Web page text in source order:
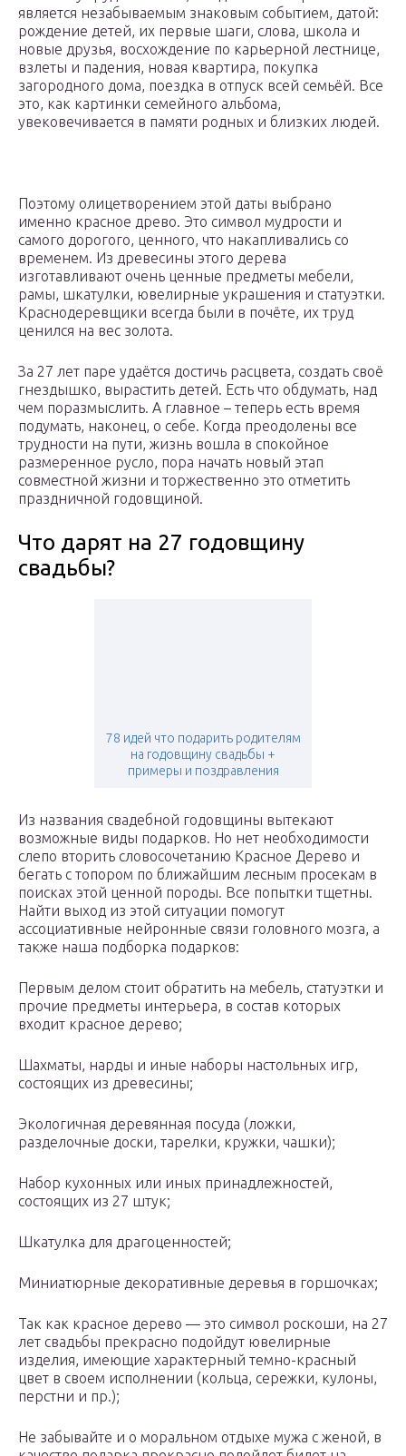
является незабываемым знаковым событием, датой:
рождение детей, их первые шаги, слова, школа и
новые друзья, восхождение по карьерной лестнице,
взлеты и падения, новая квартира, покупка
загородного дома, поездка в отпуск всей семьёй. Все
это, как картинки семейного альбома,
увековечивается в памяти родных и близких людей.
Поэтому олицетворением этой даты выбрано
именно красное древо. Это символ мудрости и
самого дорогого, ценного, что накапливались со
временем. Из древесины этого дерева
изготавливают очень ценные предметы мебели,
рамы, шкатулки, ювелирные украшения и статуэтки.
Краснодеревщики всегда были в почёте, их труд
ценился на вес золота.
За 27 лет паре удаётся достичь расцвета, создать своё
гнездышко, вырастить детей. Есть что обдумать, над
чем поразмыслить. А главное – теперь есть время
подумать, наконец, о себе. Когда преодолены все
трудности на пути, жизнь вошла в спокойное
размеренное русло, пора начать новый этап
совместной жизни и торжественно это отметить
праздничной годовщиной.
Что дарят на 27 годовщину
свадьбы?
78 идей что подарить родителям
на годовщину свадьбы +
примеры и поздравления
Из названия свадебной годовщины вытекают
возможные виды подарков. Но нет необходимости
слепо вторить словосочетанию Красное Дерево и
бегать с топором по ближайшим лесным просекам в
поисках этой ценной породы. Все попытки тщетны.
Найти выход из этой ситуации помогут
ассоциативные нейронные связи головного мозга, а
также наша подборка подарков:
Первым делом стоит обратить на мебель, статуэтки и
прочие предметы интерьера, в состав которых
входит красное дерево;
Шахматы, нарды и иные наборы настольных игр,
состоящих из древесины;
Экологичная деревянная посуда (ложки,
разделочные доски, тарелки, кружки, чашки);
Набор кухонных или иных принадлежностей,
состоящих из 27 штук;
Шкатулка для драгоценностей;
Миниатюрные декоративные деревья в горшочках;
Так как красное дерево — это символ роскоши, на 27
лет свадьбы прекрасно подойдут ювелирные
изделия, имеющие характерный темно-красный
цвет в своем исполнении (кольца, сережки, кулоны,
перстни и пр.);
Не забывайте и о моральном отдыхе мужа с женой, в